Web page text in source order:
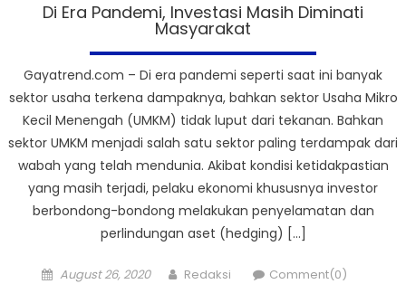
Di Era Pandemi, Investasi Masih Diminati
Masyarakat
Gayatrend.com – Di era pandemi seperti saat ini banyak
sektor usaha terkena dampaknya, bahkan sektor Usaha Mikro
Kecil Menengah (UMKM) tidak luput dari tekanan. Bahkan
sektor UMKM menjadi salah satu sektor paling terdampak dari
wabah yang telah mendunia. Akibat kondisi ketidakpastian
yang masih terjadi, pelaku ekonomi khususnya investor
berbondong-bondong melakukan penyelamatan dan
perlindungan aset (hedging) […]
Posted
August 26, 2020 Author
Redaksi Comment(0)